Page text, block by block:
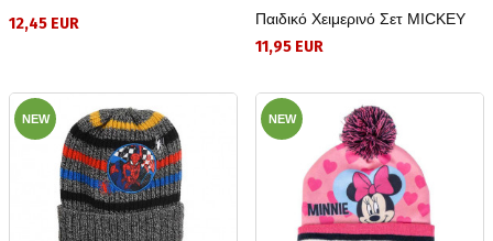
12,45 EUR Παιδικό Χειμερινό Σετ MICKEY
11,95 EUR
NEW NEW